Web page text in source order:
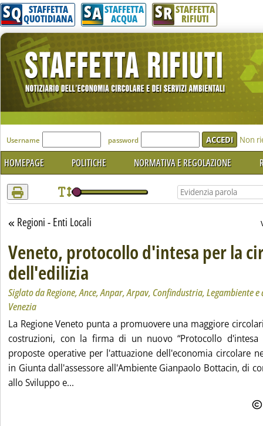
Attenzione! Esegui l'accesso per lèggere interamente la notizia.
SQ STAFFETTA
QUOTIDIANA SA STAFFETTA
ACQUA SR STAFFETTA
RIFIUTI
'Modulo Login per accedere'
Username password Non
HOMEPAGE POLITICHE NORMATIVA E REGOLAZIONE
Torna alla sezione
Regioni - Enti Locali
Veneto, protocollo d'intesa per la
dell'edilizia
Siglato da Regione, Ance, Anpar, Arpav, Confindustria, Legambiente
Venezia
La Regione Veneto punta a promuovere una maggiore
costruzioni, con la firma di un nuovo “Protocollo
proposte operative per l'attuazione dell'economia circolare
in Giunta dall'assessore all'Ambiente Gianpaolo Bottacin, di
allo Sviluppo e...